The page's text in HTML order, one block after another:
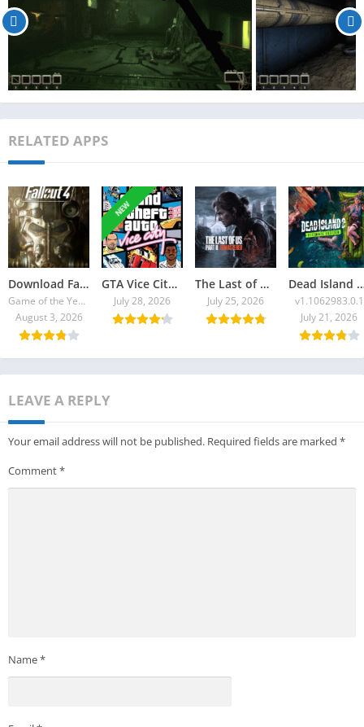
RELATED APPS
Download Fallout 4 Torrent
Game of the Year Edition v1.10.980.0
August 3, 2026
NEW
GTA Vice City 2026 Torrent
July 28, 2026
The Last of Us Part II Remastered Torrent Baixar
July 25, 2026
Dead Island 2:
v1.1062983.0.1
July 21, 2026
LEAVE A REPLY
Your email address will not be published. Required fields are marked *
Comment*
Name*